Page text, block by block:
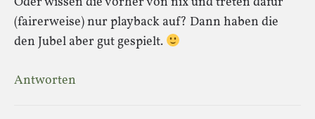
(fairerweise) nur playback auf? Dann haben die
den Jubel aber gut gespielt.
Antworten